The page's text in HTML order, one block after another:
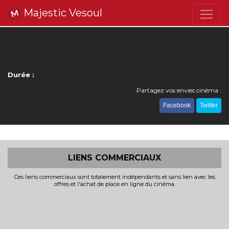
Majestic Vesoul
Durée :
Partagez vos envies cinéma :
Facebook Twitter
LIENS COMMERCIAUX
Ces liens commerciaux sont totalement indépendants et sans lien avec les
offres et l'achat de place en ligne du cinéma.